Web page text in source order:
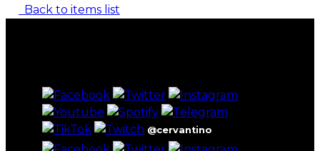
Back to items list
@cervantino